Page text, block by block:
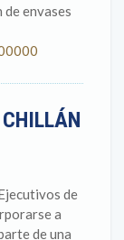
de envases
de
a
de una